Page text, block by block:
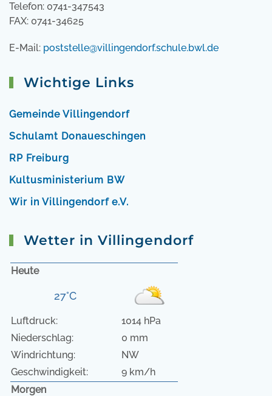
Telefon: 0741-347543
FAX: 0741-34625
E-Mail: poststelle@villingendorf.schule.bwl.de
Wichtige Links
Gemeinde Villingendorf
Schulamt Donaueschingen
RP Freiburg
Kultusministerium BW
Wir in Villingendorf e.V.
Wetter in Villingendorf
Heute
27°C
Luftdruck:
1014 hPa
Niederschlag:
0 mm
Windrichtung:
NW
Geschwindigkeit:
9 km/h
Morgen